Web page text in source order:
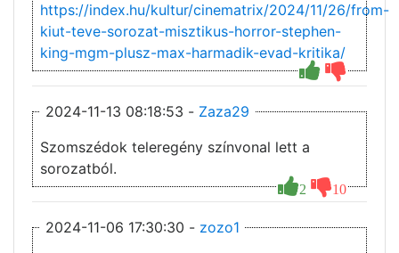
https://index.hu/kultur/cinematrix/2024/11/26/from-
kiut-teve-sorozat-misztikus-horror-stephen-
king-mgm-plusz-max-harmadik-evad-kritika/
2024-11-13 08:18:53 - Zaza29
2 10
Szomszédok teleregény színvonal lett a
sorozatból.
2024-11-06 17:30:30 - zozo1